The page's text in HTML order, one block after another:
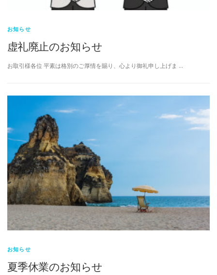
お知らせ
虚礼廃止のお知らせ
お取引様各位 平素は格別のご厚情を賜り、心より御礼申し上げま …
お知らせ
夏季休業のお知らせ